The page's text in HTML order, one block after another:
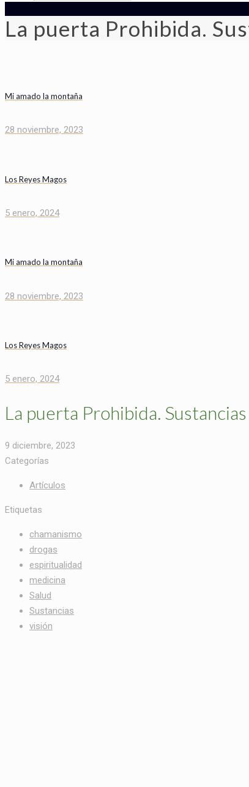
La puerta Prohibida.
Mi amado la montaña
28 noviembre, 2023
Los Reyes Magos
5 enero, 2024
Mi amado la montaña
28 noviembre, 2023
Los Reyes Magos
5 enero, 2024
La puerta Prohibida.
9 diciembre, 2023
Categorías
Artículos
Etiquetas
chamanismo
drogas
espiritualidad
medicina
Salud
Sustancias
visión